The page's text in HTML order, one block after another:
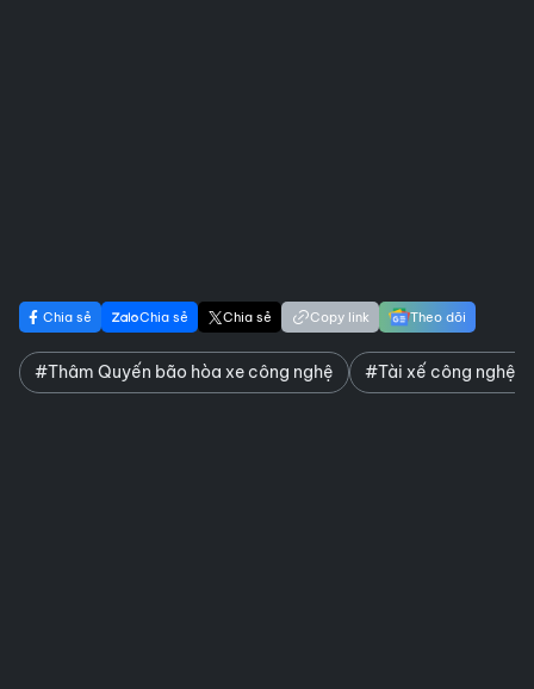
Chia sẻ Chia sẻ Chia sẻ Copy link Theo dõi
#Thâm Quyến bão hòa xe công nghệ #Tài xế công nghệ